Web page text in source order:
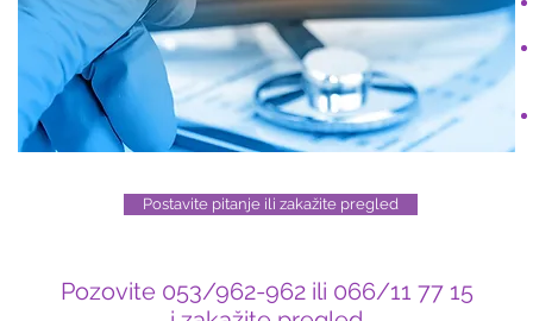
Postavite pitanje ili zakažite pregled
Pozovite 053/962-962 ili 066/11 77 15